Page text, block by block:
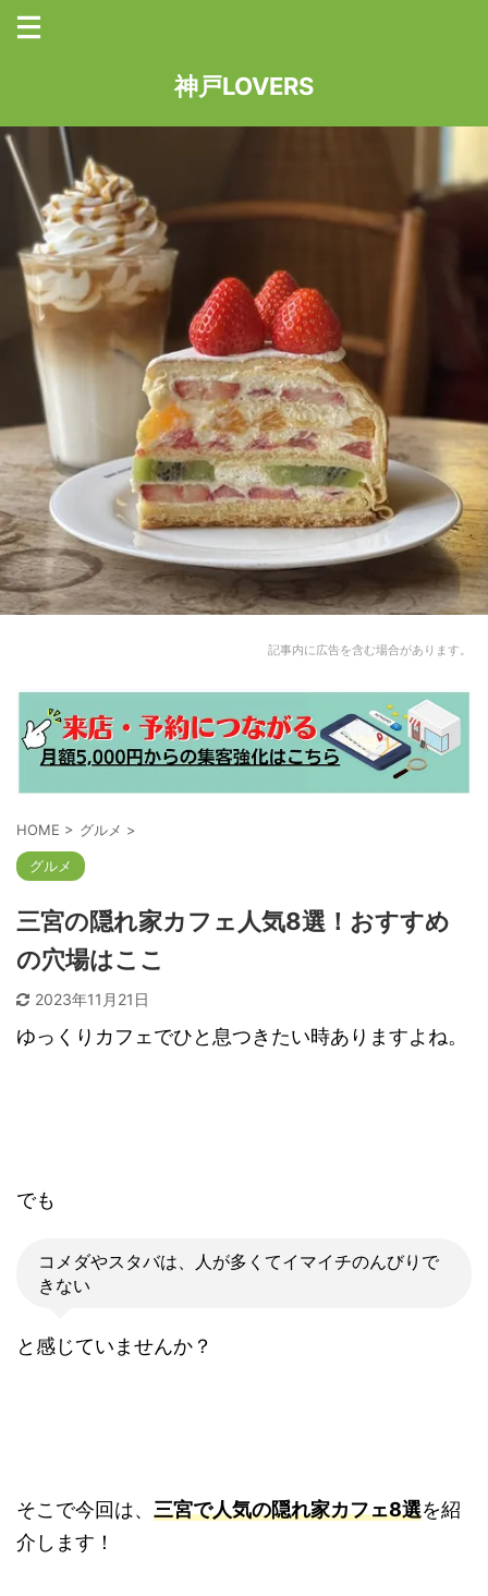
神戸LOVERS
記事内に広告を含む場合があります。
HOME > グルメ >
グルメ
三宮の隠れ家カフェ人気8選！おすすめ
の穴場はここ
2023年11月21日
ゆっくりカフェでひと息つきたい時ありますよね。
でも
コメダやスタバは、人が多くてイマイチのんびりで
きない
と感じていませんか？
そこで今回は、 三宮で人気の隠れ家カフェ8選を紹
介します！